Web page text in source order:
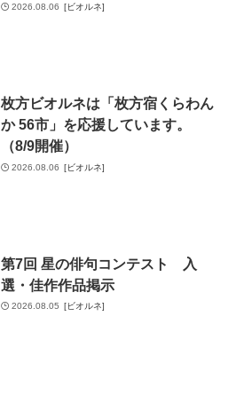
2026.08.06 [ビオルネ]
枚方ビオルネは「枚方宿くらわん
か 56市」を応援しています。
（8/9開催）
2026.08.06 [ビオルネ]
第7回 星の俳句コンテスト 入
選・佳作作品掲示
2026.08.05 [ビオルネ]